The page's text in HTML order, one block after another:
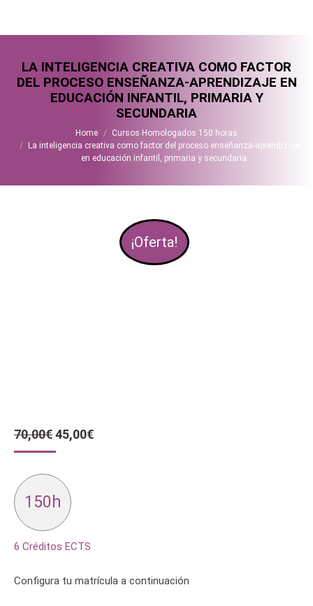
LA INTELIGENCIA CREATIVA COMO FACTOR
DEL PROCESO ENSEÑANZA-APRENDIZAJE EN
EDUCACIÓN INFANTIL, PRIMARIA Y
SECUNDARIA
Home
Cursos Homologados 150 horas
La inteligencia creativa como factor del proceso enseñanza-aprendizaje
en educación infantil, primaria y secundaria
¡Oferta!
70,00€El
precio
era:
70,00€.
45,00€El
150h
6 Créditos ECTS
Configura tu matrícula a continuación